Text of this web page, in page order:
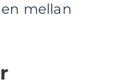
mellan